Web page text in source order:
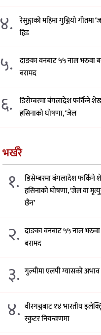
४.
रेसुङ्गाको महिमा गुञ्जियो गीतमा
हिड
५.
दाङका वनबाट ५५ नाल भरुवा
बरामद
६.
डिसेम्बरमा बंगलादेश फर्किने
हसिनाको घोषणा, ‘जेल
भर्खरै
१. डिसेम्बरमा बंगलादेश फर्किने
हसिनाको घोषणा, ‘जेल वा
छैन’
२. दाङका वनबाट ५५ नाल
बरामद
३. गुल्मीमा एलपी ग्यासको अभाव
४. वीरगञ्जबाट १४ भारतीय
स्कुटर नियन्त्रणमा